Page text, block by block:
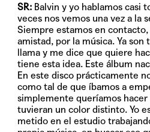
SR: Balvin y yo hablamos casi
veces nos vemos una vez a la
Siempre estamos en
amistad, por la música. Ya son
llama y me dice que quiere
tiene esta idea. Este álbum
En este disco prácticamente
como tal de que íbamos a
simplemente queríamos hacer
tuvieran un color distinto. Yo
metido en el estudio